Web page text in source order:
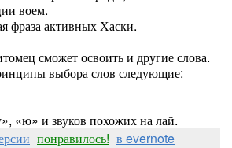
воем.
фраза активных Хаски.
сможет освоить и другие слова.
выбора слов следующие:
«ю» и звуков похожих на лай.
понравилось! в evernote